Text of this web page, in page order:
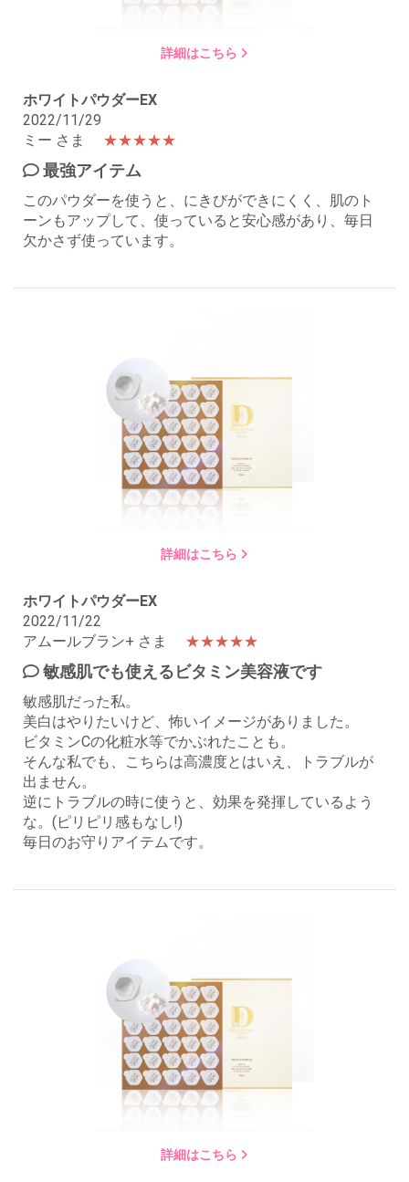
詳細はこちら
ホワイトパウダーEX
2022/11/29
ミー さま
★★★★★
最強アイテム
このパウダーを使うと、にきびができにくく、肌のト
ーンもアップして、使っていると安心感があり、毎日
欠かさず使っています。
詳細はこちら
ホワイトパウダーEX
2022/11/22
アムールブラン+ さま
★★★★★
敏感肌でも使えるビタミン美容液です
敏感肌だった私。
美白はやりたいけど、怖いイメージがありました。
ビタミンCの化粧水等でかぶれたことも。
そんな私でも、こちらは高濃度とはいえ、トラブルが
出ません。
逆にトラブルの時に使うと、効果を発揮しているよう
な。(ピリピリ感もなし!)
毎日のお守りアイテムです。
詳細はこちら